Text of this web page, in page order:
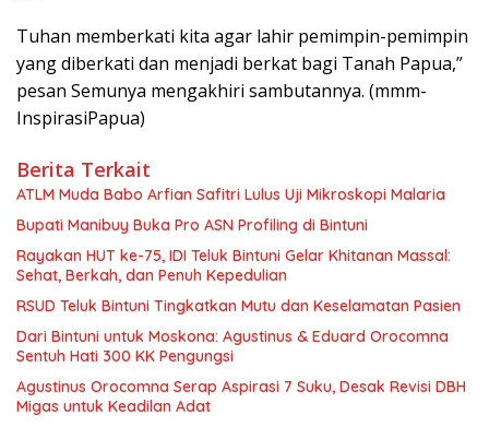
Tuhan memberkati kita agar lahir pemimpin-pemimpin
yang diberkati dan menjadi berkat bagi Tanah Papua,”
pesan Semunya mengakhiri sambutannya. (mmm-
InspirasiPapua)
Berita Terkait
ATLM Muda Babo Arfian Safitri Lulus Uji Mikroskopi Malaria
Bupati Manibuy Buka Pro ASN Profiling di Bintuni
Rayakan HUT ke-75, IDI Teluk Bintuni Gelar Khitanan Massal:
Sehat, Berkah, dan Penuh Kepedulian
RSUD Teluk Bintuni Tingkatkan Mutu dan Keselamatan Pasien
Dari Bintuni untuk Moskona: Agustinus & Eduard Orocomna
Sentuh Hati 300 KK Pengungsi
Agustinus Orocomna Serap Aspirasi 7 Suku, Desak Revisi DBH
Migas untuk Keadilan Adat